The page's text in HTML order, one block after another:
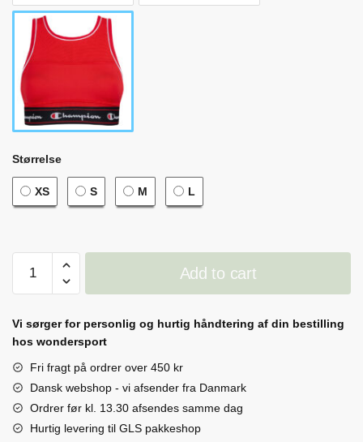
Størrelse
XS S M L
Fashion
quantity
Add to cart
Vi sørger for personlig og hurtig håndtering af din bestilling
hos wondersport
Fri fragt på ordrer over 450 kr
Dansk webshop - vi afsender fra Danmark
Ordrer før kl. 13.30 afsendes samme dag
Hurtig levering til GLS pakkeshop